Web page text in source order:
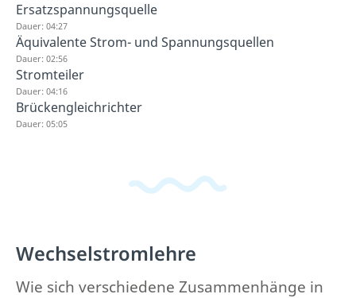
Ersatzspannungsquelle
Dauer: 04:27
Äquivalente Strom- und Spannungsquellen
Dauer: 02:56
Stromteiler
Dauer: 04:16
Brückengleichrichter
Dauer: 05:05
Wechselstromlehre
Wie sich verschiedene Zusammenhänge in